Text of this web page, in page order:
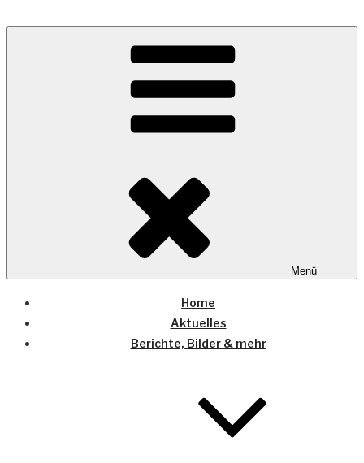
COUNTRYHOME
Wo die (Country-) Musik Zuhause ist
Menü
Home
Aktuelles
Berichte, Bilder & mehr